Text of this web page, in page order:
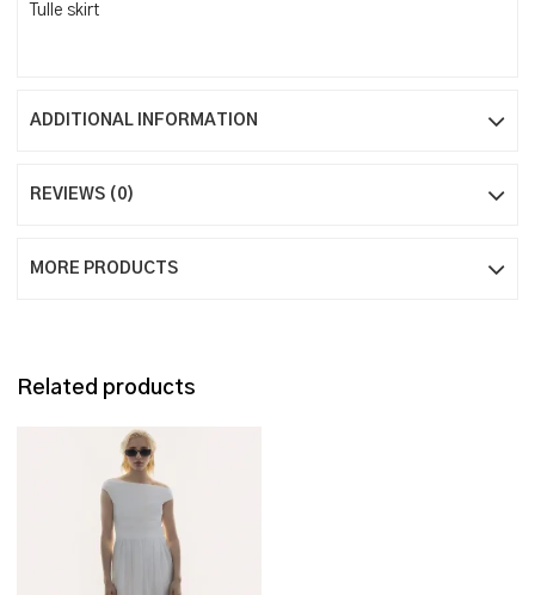
Tulle skirt
ADDITIONAL INFORMATION
REVIEWS (0)
MORE PRODUCTS
Related products